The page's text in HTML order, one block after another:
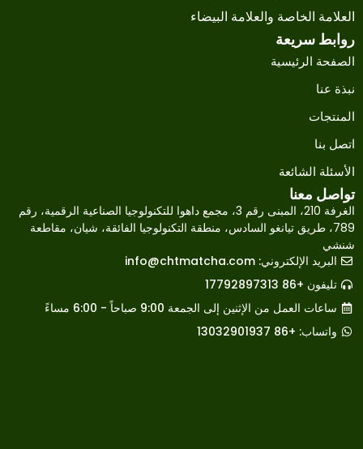
العلامة الخاصة والعلامة البيضاء
روابط سريعة
الصفحة الرئيسية
نبذة عنا
المنتجات
اتصل بنا
الأسئلة الشائعة
تواصل معنا
الغرفة 210، المبنى رقم 3، مجمع داهوا للتكنولوجيا الصناعية الرقمية، رقم
789، طريق تيانغو السادس، منطقة التكنولوجيا الفائقة، شيان، مقاطعة
شنشي
البريد الإلكتروني:info@chtmatcha.com
تليفون +86 17792897313
ساعات العمل من الإثنين إلى الجمعة 9:00 صباحاً - 6:00 مساءً
واتساب: +86 13032901937
French